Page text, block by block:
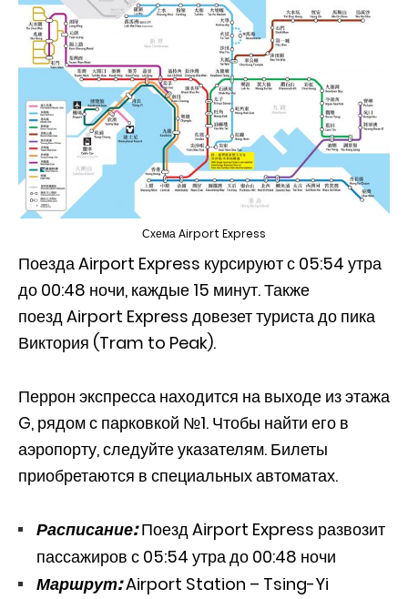
Схема Airport Express
Поезда Airport Express курсируют с 05:54 утра
до 00:48 ночи, каждые 15 минут. Также
поезд Airport Express довезет туриста до пика
Виктория (Tram to Peak).
Перрон экспресса находится на выходе из этажа
G, рядом с парковкой №1. Чтобы найти его в
аэропорту, следуйте указателям. Билеты
приобретаются в специальных автоматах.
Расписание:Поезд Airport Express развозит
пассажиров с 05:54 утра до 00:48 ночи
Маршрут:Airport Station – Tsing-Yi